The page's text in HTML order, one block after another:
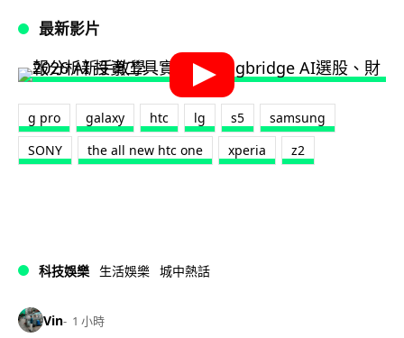
最新影片
g pro galaxy htc lg s5
samsung
SONY
the all new htc one xperia z2
科技娛樂 生活娛樂 城中熱話
Vin 1 小時